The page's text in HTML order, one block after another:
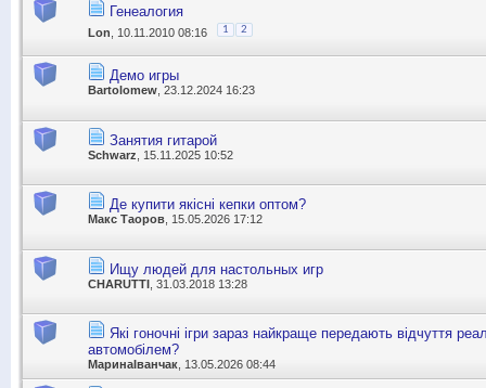
Генеалогия
Lon , 10.11.2010 08:16 1 2
Демо игры
Bartolomew , 23.12.2024 16:23
Занятия гитарой
Schwarz , 15.11.2025 10:52
Де купити якісні кепки оптом?
Макс Таоров , 15.05.2026 17:12
Ищу людей для настольных игр
CHARUTTI , 31.03.2018 13:28
Які гоночні ігри зараз найкраще передають відчуття
автомобілем?
МаринаІванчак , 13.05.2026 08:44